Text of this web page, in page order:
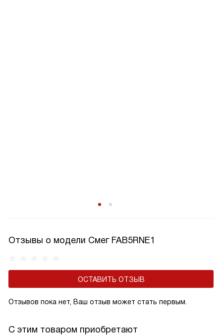
Отзывы о модели Смег FAB5RNE1
ОСТАВИТЬ ОТЗЫВ
Отзывов пока нет, Ваш отзыв может стать первым.
С этим товаром приобретают